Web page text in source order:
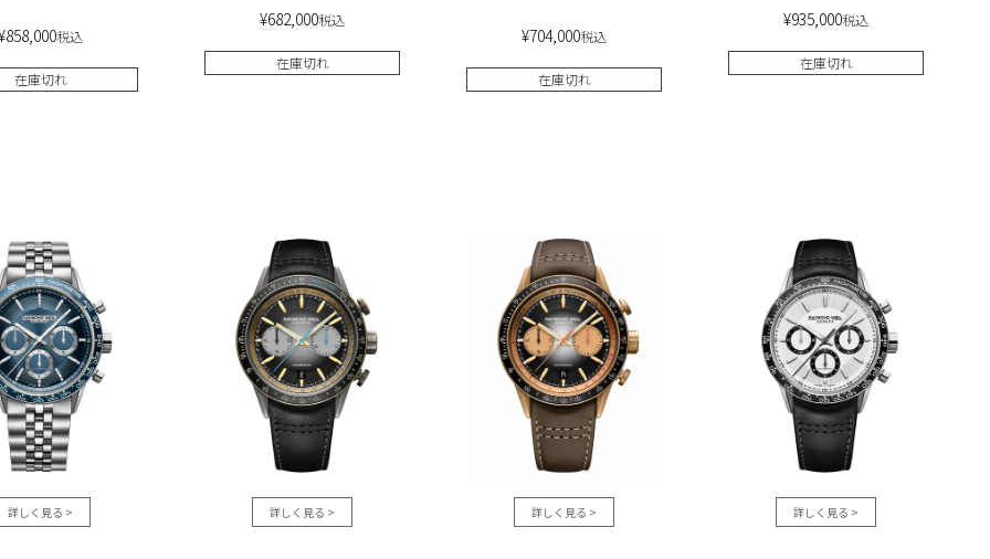
858,000税込
在庫切れ
¥682,000税込
在庫切れ
¥704,000税込
在庫切れ
¥935,000税込
在庫切れ